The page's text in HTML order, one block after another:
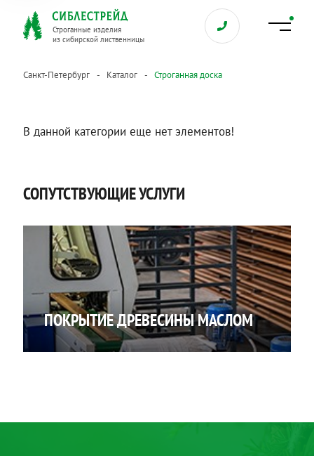
Строганные изделия
из сибирской лиственницы
Санкт-Петербург Каталог Строганная доска
В данной категории еще нет элементов!
СОПУТСТВУЮЩИЕ УСЛУГИ
ПОКРЫТИЕ ДРЕВЕСИНЫ МАСЛОМ